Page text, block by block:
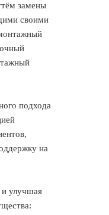
замены
своими
подхода
на
улучшая